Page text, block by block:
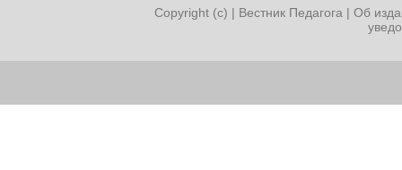
Copyright (c) | Вестник Педагога | Об